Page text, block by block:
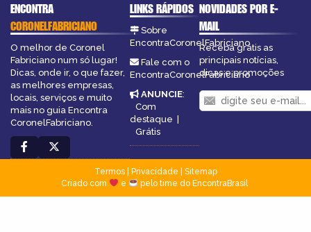
ENCONTRA
CORONELFABRICIANO
O melhor de Coronel
Fabriciano num só lugar!
Dicas, onde ir, o que fazer,
as melhores empresas,
locais, serviços e muito
mais no guia Encontra
CoronelFabriciano.
LINKS RÁPIDOS
Sobre
EncontraCoronelFabriciano
Fale com o
EncontraCoronelFabriciano
ANUNCIE:
Com
destaque |
Grátis
NOVIDADES POR E-
MAIL
Receba grátis as
principais notícias,
dicas e promoções
Termos| Privacidade
Sitemap
Criado com
e pelo time do EncontraBrasil